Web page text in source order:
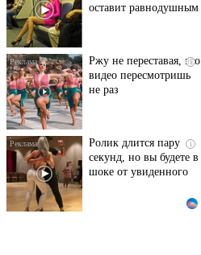
оставит равнодушным
i
Ржу не переставая, это
видео пересмотришь
не раз
i
Ролик длится пару
секунд, но вы будете в
шоке от увиденного